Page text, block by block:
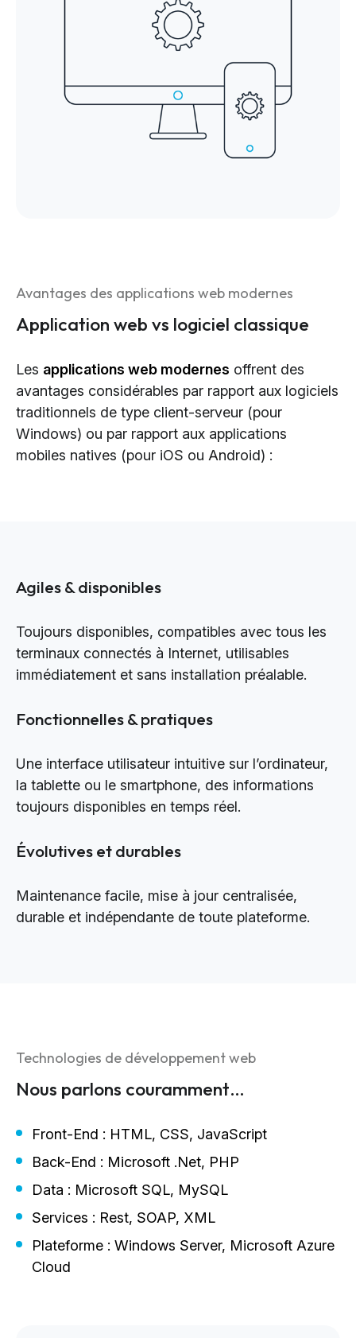
Avantages des applications web modernes
Application web vs logiciel classique
Les applications web modernes offrent des
avantages considérables par rapport aux logiciels
traditionnels de type client-serveur (pour
Windows) ou par rapport aux applications
mobiles natives (pour iOS ou Android) :
Agiles & disponibles
Toujours disponibles, compatibles avec tous les
terminaux connectés à Internet, utilisables
immédiatement et sans installation préalable.
Fonctionnelles & pratiques
Une interface utilisateur intuitive sur l’ordinateur,
la tablette ou le smartphone, des informations
toujours disponibles en temps réel.
Évolutives et durables
Maintenance facile, mise à jour centralisée,
durable et indépendante de toute plateforme.
Technologies de développement web
Nous parlons couramment…
Front-End : HTML, CSS, JavaScript
Back-End : Microsoft .Net, PHP
Data : Microsoft SQL, MySQL
Services : Rest, SOAP, XML
Plateforme : Windows Server, Microsoft Azure
Cloud